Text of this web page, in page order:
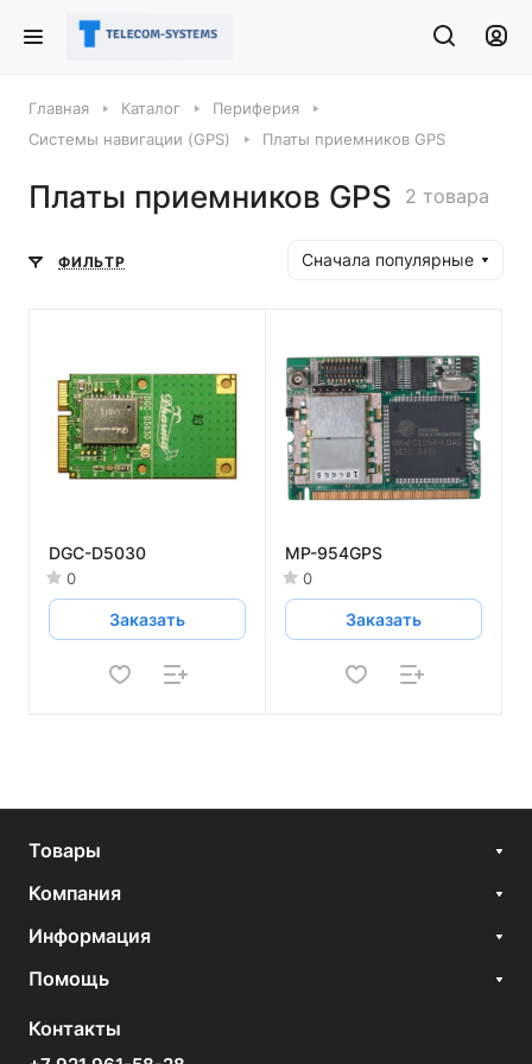
Главная Каталог
Периферия
Системы навигации (GPS)
Платы приемников GPS
Платы приемников GPS 2 товара
ФИЛЬТР Сначала популярные
DGC-D5030
0
Заказать
MP-954GPS
0
Заказать
Товары
Компания
Информация
Помощь
Контакты